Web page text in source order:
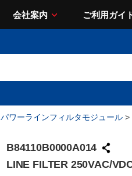
会社案内 ご利用ガイ
パワーラインフィルタモジュール >
B84110B0000A014
LINE FILTER 250VAC/